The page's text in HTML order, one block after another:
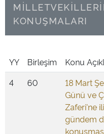
KONUŞMALARI
YY Birleşim Konu
4
60
18 Mart
Günü ve
Zaferi'ne
gündem